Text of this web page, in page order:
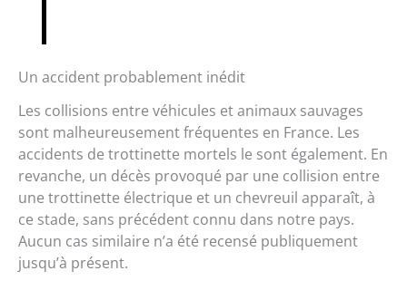
Un accident probablement inédit
Les collisions entre véhicules et animaux sauvages
sont malheureusement fréquentes en France. Les
accidents de trottinette mortels le sont également. En
revanche, un décès provoqué par une collision entre
une trottinette électrique et un chevreuil apparaît, à
ce stade, sans précédent connu dans notre pays.
Aucun cas similaire n’a été recensé publiquement
jusqu’à présent.